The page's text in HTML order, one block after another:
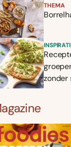
THEMA
zonder